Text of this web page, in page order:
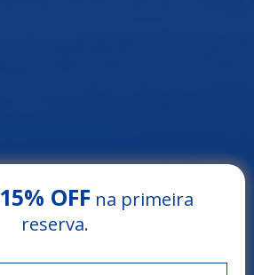
15% OFF na primeira
reserva.